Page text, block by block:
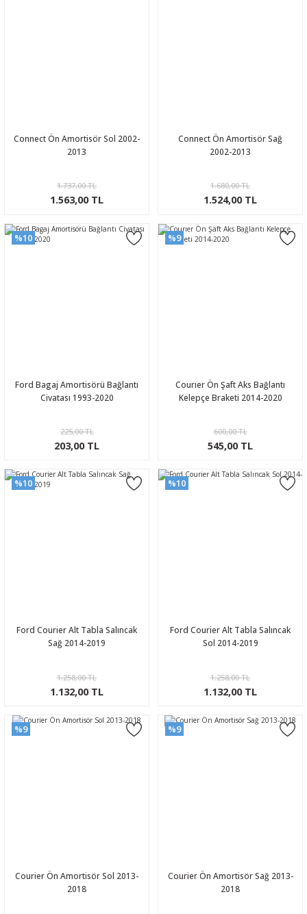
Connect Ön Amortisör Sol 2002-
2013
1.737,00 TL
1.563,00 TL
Connect Ön Amortisör Sağ
2002-2013
1.680,00 TL
1.524,00 TL
%10
Ford Bagaj Amortisörü Bağlantı
Civatası 1993-2020
225,00 TL
203,00 TL
%9
Courıer Ön Şaft Aks Bağlantı
Kelepçe Braketi 2014-2020
600,00 TL
545,00 TL
%10
Ford Courier Alt Tabla Salıncak
Sağ 2014-2019
1.258,00 TL
1.132,00 TL
%10
Ford Courier Alt Tabla Salıncak
Sol 2014-2019
1.258,00 TL
1.132,00 TL
%9
Courier Ön Amortisör Sol 2013-
2018
%9
Courier Ön Amortisör Sağ 2013-
2018